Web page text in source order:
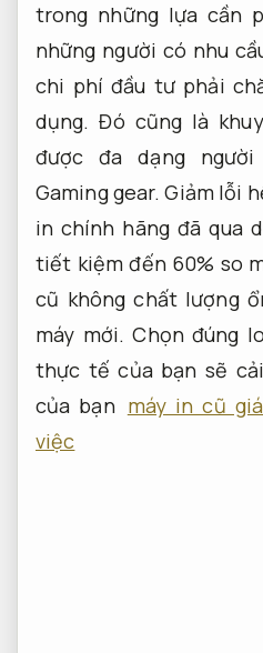
trong những lựa cần
những người có nhu
chi phí đầu tư phải
dụng. Đó cũng là
được đa dạng
Gaming gear. Giảm lỗi
in chính hãng đã qua
tiết kiệm đến 60% so
cũ không chất lượng
máy mới. Chọn đúng
thực tế của bạn sẽ
của bạn máy in cũ
việc